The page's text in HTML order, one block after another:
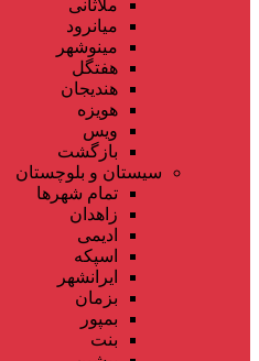
ملاثانی
میانرود
مینوشهر
هفتگل
هندیجان
هویزه
ویس
بازگشت
سیستان و بلوچستان
تمام شهر‌ها
زاهدان
ادیمی
اسپکه
ایرانشهر
بزمان
بمپور
بنت